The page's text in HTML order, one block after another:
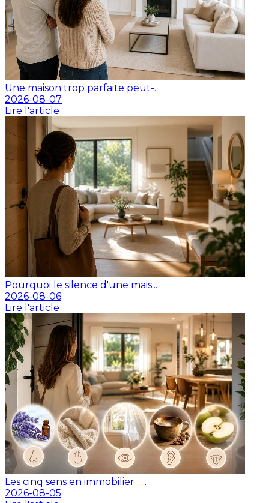
Une maison trop parfaite peut-...
2026-08-07
Lire l'article
Pourquoi le silence d'une mais...
2026-08-06
Lire l'article
Les cinq sens en immobilier : ...
2026-08-05